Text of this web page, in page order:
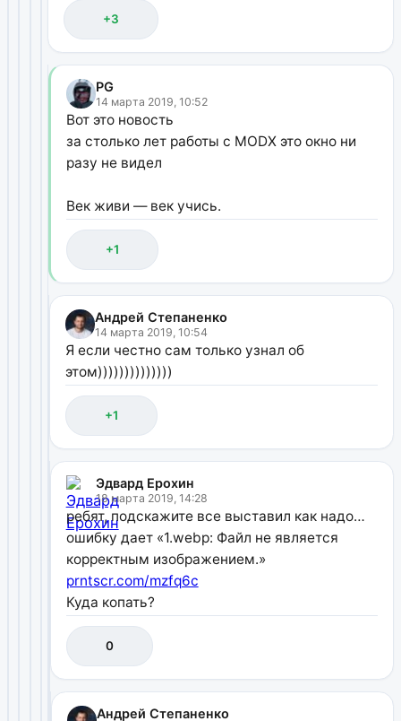
+3
PG
14 марта 2019, 10:52
Вот это новость
за столько лет работы с MODX это окно ни
разу не видел
Век живи — век учись.
+1
Андрей Степаненко
14 марта 2019, 10:54
Я если честно сам только узнал об
этом))))))))))))))
+1
Эдвард Ерохин
18 марта 2019, 14:28
ребят, подскажите все выставил как надо…
ошибку дает «1.webp: Файл не является
корректным изображением.»
prntscr.com/mzfq6c
Куда копать?
0
Андрей Степаненко